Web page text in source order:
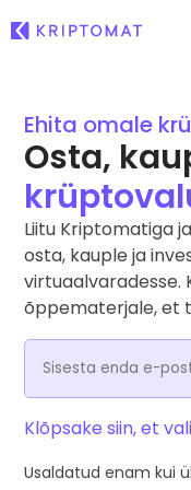
Kõik hinnad
Üle 300+
Suurimad
Leia
Hiljuti lisatud
Äsja Kriptomatti
Kui oleksin
...täna oleks selle
Osta ja müü
Osta 300+
Vaheta krüptot
Üle 1000 paari
Nutikas viis
Kriptomati
Turvaline ja lihtne
Investeeringute
Ehita omale
Osta,
Liitu Kriptomatiga
osta, kauple ja
virtuaalvaradesse.
õppematerjale, et
Klõpsake siin, et
Usaldatud enam kui